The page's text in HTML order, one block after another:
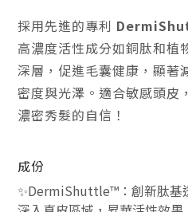
採用先進的專利
高濃度活性成分如銅肽和植
深層，促進毛囊健康，顯著
密度與光澤。適合敏感頭皮
濃密秀髮的自信！
成份
✨DermiShuttle™：創新肽基